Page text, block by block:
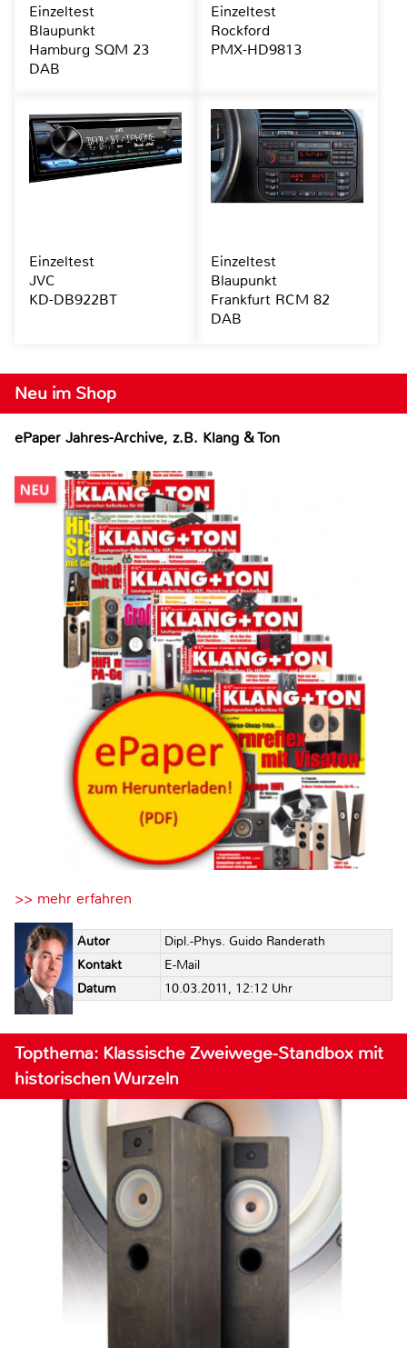
Neu im Shop
ePaper Jahres-Archive, z.B. Klang & Ton
>> mehr erfahren
Autor
Dipl.-Phys. Guido Randerath
Kontakt
E-Mail
Datum
10.03.2011, 12:12 Uhr
Topthema: Klassische Zweiwege-Standbox mit
historischen Wurzeln
Einzeltest
Blaupunkt
Hamburg SQM 23
DAB
Einzeltest
Rockford
PMX-HD9813
Einzeltest
JVC
KD-DB922BT
Einzeltest
Blaupunkt
Frankfurt RCM 82
DAB